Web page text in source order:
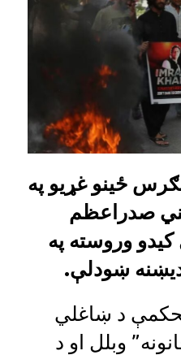
ځینو غړیو په
صدراعظم
وروسته په
ښودلې.
د ښاغلي
وبلل او د